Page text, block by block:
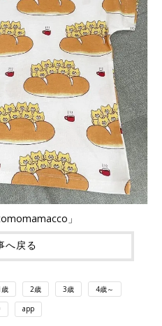
」
へ戻る
歳 2歳 3歳 4歳～
app